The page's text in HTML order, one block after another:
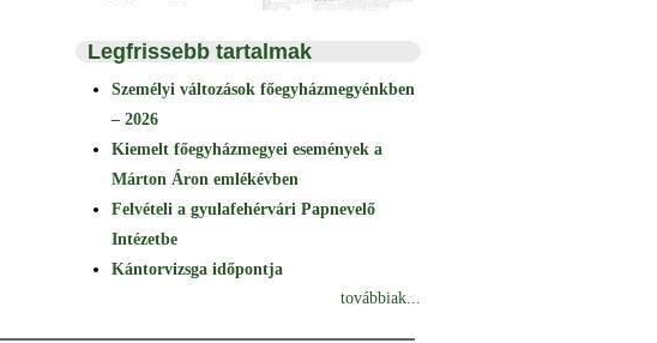
Legfrissebb tartalmak
Személyi változások főegyházmegyénkben
– 2026
Kiemelt főegyházmegyei események a
Márton Áron emlékévben
Felvételi a gyulafehérvári Papnevelő
Intézetbe
Kántorvizsga időpontja
továbbiak...